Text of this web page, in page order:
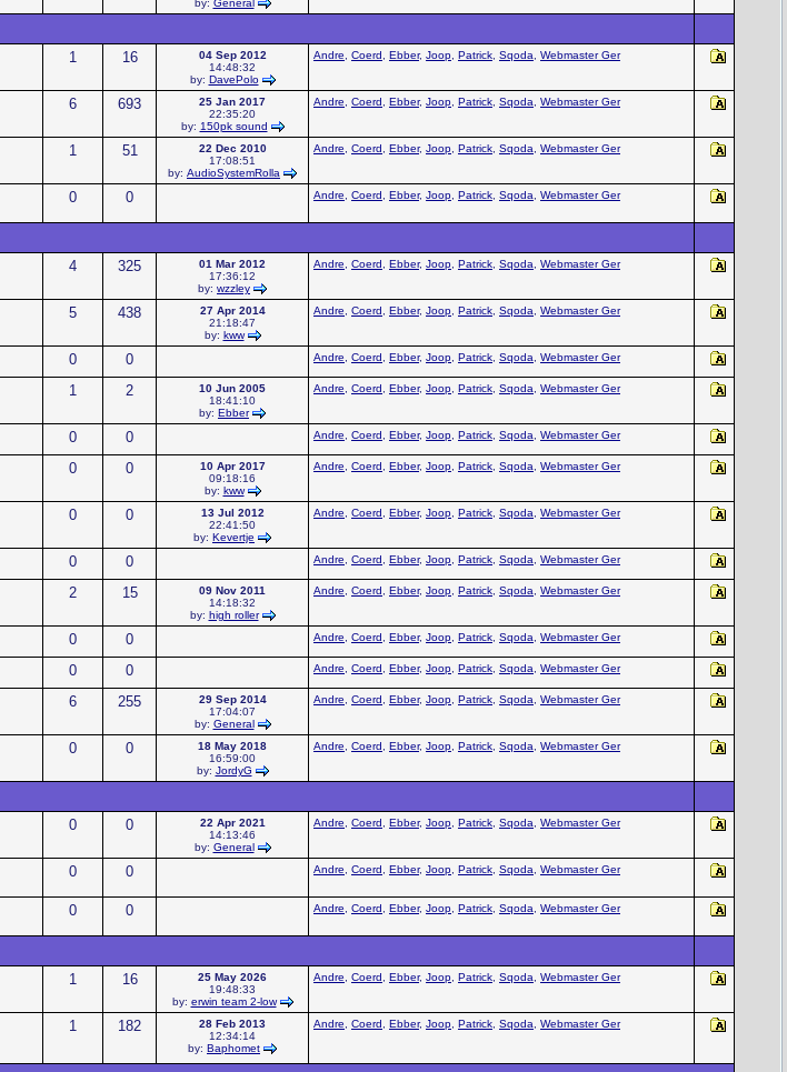
by: General
1 16
04 Sep 2012
14:48:32
by: DavePolo
Andre Coerd Ebber, Joop Patrick Sqoda Webmaster Ger
6 693
25 Jan 2017
22:35:20
by: 150pk sound
Andre Coerd Ebber, Joop Patrick Sqoda Webmaster Ger
1 51
22 Dec 2010
17:08:51
by: AudioSystemRolla
Andre Coerd Ebber, Joop Patrick Sqoda Webmaster Ger
0 0 Andre Coerd Ebber, Joop Patrick Sqoda Webmaster Ger
4 325
01 Mar 2012
17:36:12
by: wzzley
Andre Coerd Ebber, Joop Patrick Sqoda Webmaster Ger
5 438
27 Apr 2014
21:18:47
by: kww
Andre Coerd Ebber, Joop Patrick Sqoda Webmaster Ger
0 0 Andre Coerd Ebber, Joop Patrick Sqoda Webmaster Ger
1 2
10 Jun 2005
18:41:10
by: Ebber
Andre Coerd Ebber, Joop Patrick Sqoda Webmaster Ger
0 0 Andre Coerd Ebber, Joop Patrick Sqoda Webmaster Ger
0 0
10 Apr 2017
09:18:16
by: kww
Andre Coerd Ebber, Joop Patrick Sqoda Webmaster Ger
0 0
13 Jul 2012
22:41:50
by: Kevertje
Andre Coerd Ebber, Joop Patrick Sqoda Webmaster Ger
0 0 Andre Coerd Ebber, Joop Patrick Sqoda Webmaster Ger
2 15
09 Nov 2011
14:18:32
by: high roller
Andre Coerd Ebber, Joop Patrick Sqoda Webmaster Ger
0 0 Andre Coerd Ebber, Joop Patrick Sqoda Webmaster Ger
0 0 Andre Coerd Ebber, Joop Patrick Sqoda Webmaster Ger
6 255
29 Sep 2014
17:04:07
by: General
Andre Coerd Ebber, Joop Patrick Sqoda Webmaster Ger
0 0
18 May 2018
16:59:00
by: JordyG
Andre Coerd Ebber, Joop Patrick Sqoda Webmaster Ger
0 0
22 Apr 2021
14:13:46
by: General
Andre Coerd Ebber, Joop Patrick Sqoda Webmaster Ger
0 0 Andre Coerd Ebber, Joop Patrick Sqoda Webmaster Ger
0 0 Andre Coerd Ebber, Joop Patrick Sqoda Webmaster Ger
1 16
25 May 2026
19:48:33
by: erwin team 2-low
Andre Coerd Ebber, Joop Patrick Sqoda Webmaster Ger
1 182
28 Feb 2013
12:34:14
by: Baphomet
Andre Coerd Ebber, Joop Patrick Sqoda Webmaster Ger